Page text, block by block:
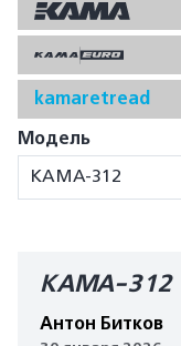
kamaretread
Модель
КАМА-312
КАМА-312
Антон Битков